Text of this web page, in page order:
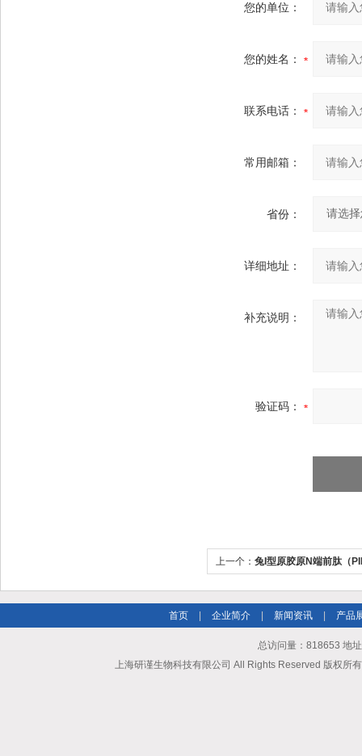
您的单位：
您的姓名：
联系电话：
常用邮箱：
省份：
详细地址：
补充说明：
验证码：
上一个： 兔I型原胶原N端前肽（
首页 企业简介 新闻资讯 产品
总访问量：818653 地
上海研谨生物科技有限公司 All Rights Reserved 版权所